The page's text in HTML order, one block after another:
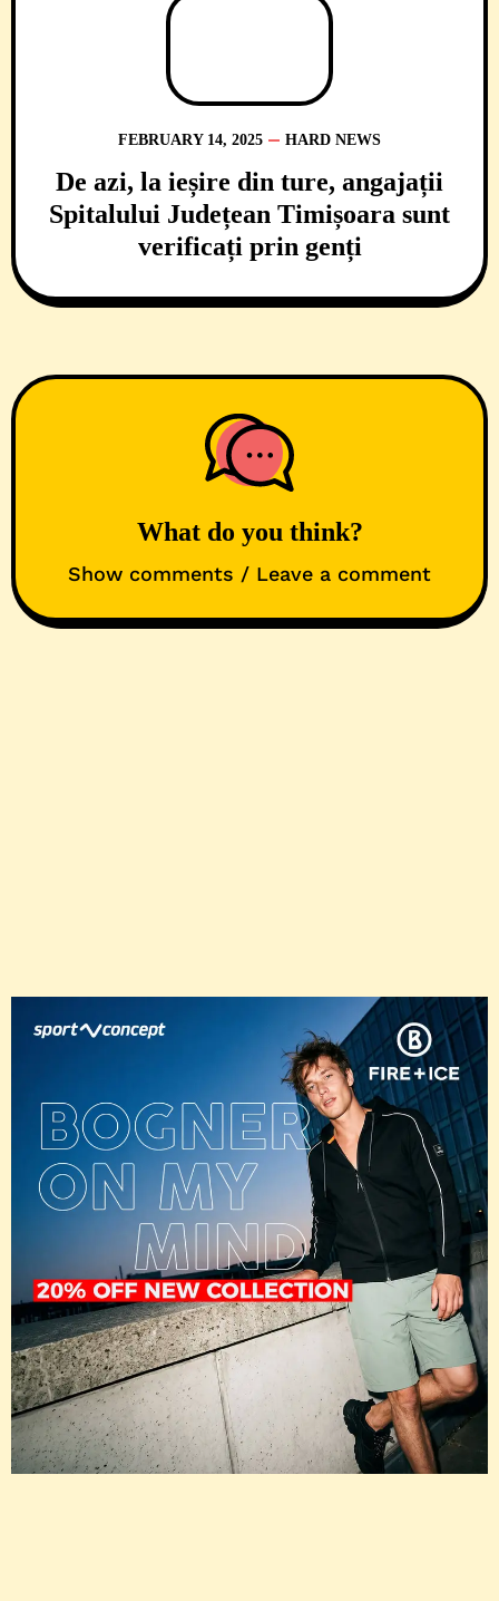
FEBRUARY 14, 2025 HARD NEWS
De azi, la ieșire din ture, angajații
Spitalului Județean Timișoara sunt
verificați prin genți
What do you think?
Show comments / Leave a comment